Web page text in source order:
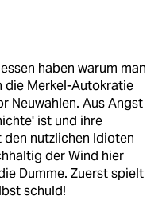
haben warum man
die Merkel-Autokratie
Neuwahlen. Aus Angst
ist und ihre
nutzlichen Idioten
der Wind hier
Dumme. Zuerst spielt
schuld!